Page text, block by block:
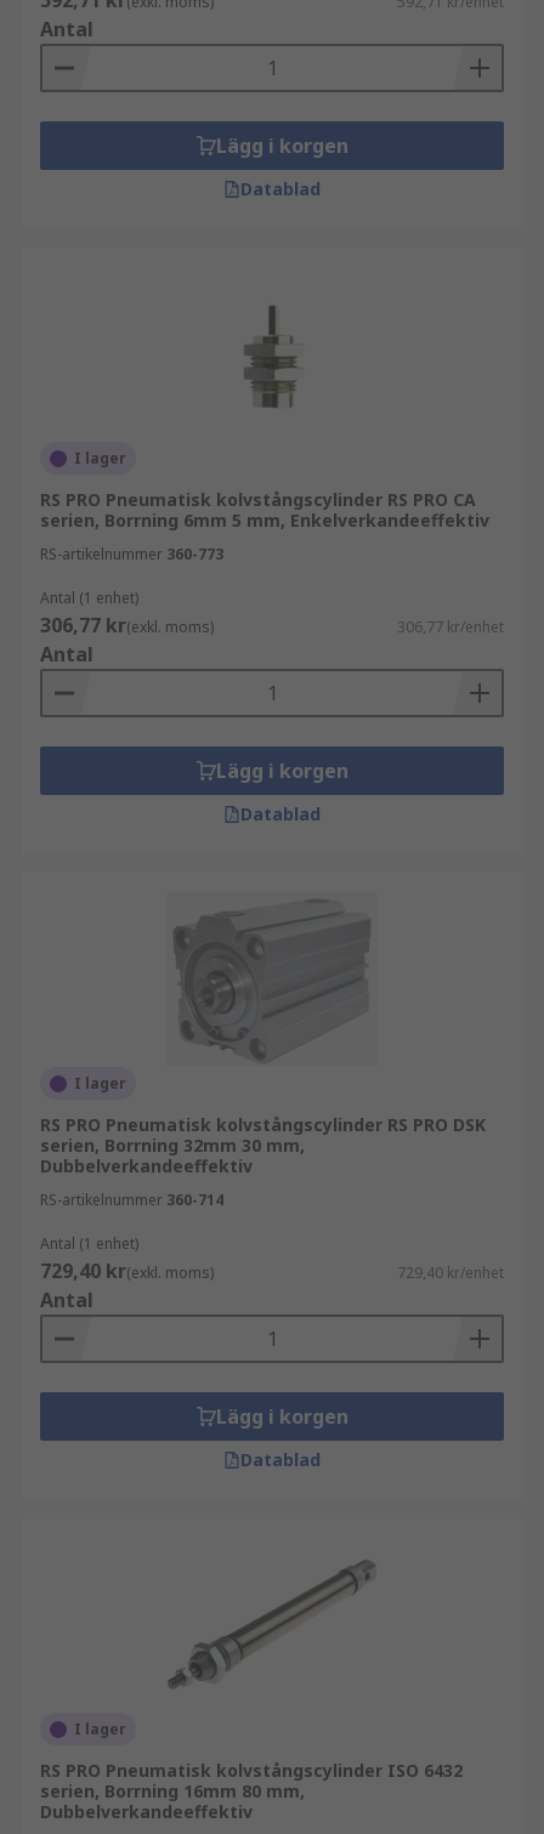
Antal
Lägg i korgen
Datablad
I lager
RS PRO Pneumatisk kolvstångscylinder RS PRO CA
serien, Borrning 6mm 5 mm, Enkelverkandeeffektiv
RS-artikelnummer 360-773
Antal (1 enhet)
306,77 kr(exkl. moms) 306,77 kr/enhet
Antal
Lägg i korgen
Datablad
I lager
RS PRO Pneumatisk kolvstångscylinder RS PRO DSK
serien, Borrning 32mm 30 mm,
Dubbelverkandeeffektiv
RS-artikelnummer 360-714
Antal (1 enhet)
729,40 kr(exkl. moms) 729,40 kr/enhet
Antal
Lägg i korgen
Datablad
I lager
RS PRO Pneumatisk kolvstångscylinder ISO 6432
serien, Borrning 16mm 80 mm,
Dubbelverkandeeffektiv